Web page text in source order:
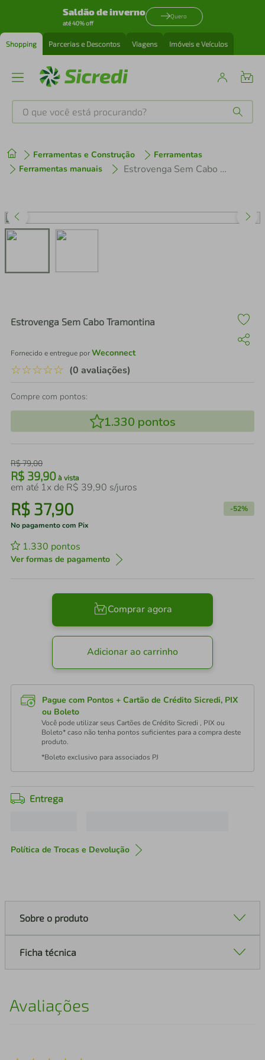
Saldão de inverno
até 40% off
Quero
Shopping Parcerias e Descontos Viagens Imóveis e Veículos
O que você está procurando?
Ferramentas e Construção
Ferramentas
Ferramentas manuais
Estrovenga Sem Cabo Tramontina
Estrovenga Sem Cabo Tramontina
Fornecido e entregue porWeconnect
☆☆☆☆☆ (0 avaliações)
Compre com pontos:
1.330 pontos
R$79,00
R$ 39,90 à vista
em até 1x de R$ 39,90 s/juros
R$ 37,90 -52%
No pagamento com Pix
1.330 pontos
Ver formas de pagamento
Comprar agora
Adicionar ao carrinho
Pague com Pontos + Cartão de Crédito Sicredi, PIX
ou Boleto
Você pode utilizar seus Cartões de Crédito Sicredi , PIX ou
Boleto* caso não tenha pontos suficientes para a compra deste
produto.
*Boleto exclusivo para associados PJ
Entrega
Política de Trocas e Devolução
Sobre o produto
Ficha técnica
Avaliações
1º tenis
3º perfume